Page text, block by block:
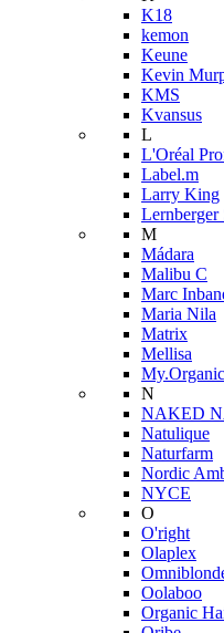
K18
kemon
Keune
Kevin
KMS
Kvansus
L
L'Oréal
Label.m
Larry King
Lernberger
M
Mádara
Malibu C
Marc
Maria Nila
Matrix
Mellisa
N
NAKED
Natulique
Naturfarm
Nordic
NYCE
O
O'right
Olaplex
Oolaboo
Organic